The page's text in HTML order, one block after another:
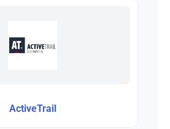
ActiveTrail